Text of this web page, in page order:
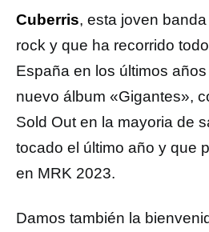
Cuberris, esta joven
rock y que ha recorrido
España en los últimos
nuevo álbum «Gigantes»,
Sold Out en la mayoria de
tocado el último año y que
en MRK 2023.
Damos también la